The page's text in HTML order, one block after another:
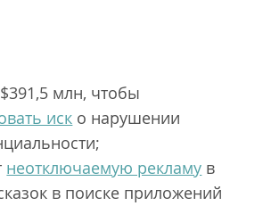
млн, чтобы
иск о нарушении
неотключаемую рекламу в
в поиске приложений